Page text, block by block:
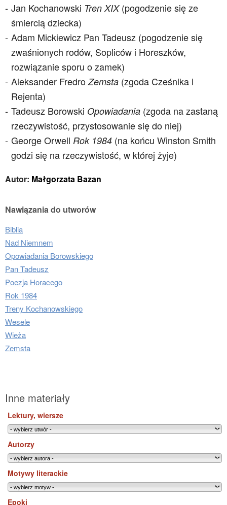
Jan Kochanowski Tren XIX(pogodzenie się ze
śmiercią dziecka)
Adam Mickiewicz Pan Tadeusz (pogodzenie się
zwaśnionych rodów, Sopliców i Horeszków,
rozwiązanie sporu o zamek)
Aleksander Fredro Zemsta (zgoda Cześnika i
Rejenta)
Tadeusz Borowski Opowiadania (zgoda na zastaną
rzeczywistość, przystosowanie się do niej)
George Orwell Rok 1984 (na końcu Winston Smith
godzi się na rzeczywistość, w której żyje)
Autor: Małgorzata Bazan
Nawiązania do utworów
Biblia
Nad Niemnem
Opowiadania Borowskiego
Pan Tadeusz
Poezja Horacego
Rok 1984
Treny Kochanowskiego
Wesele
Wieża
Zemsta
Inne materiały
Lektury, wiersze
Autorzy
Motywy literackie
Epoki